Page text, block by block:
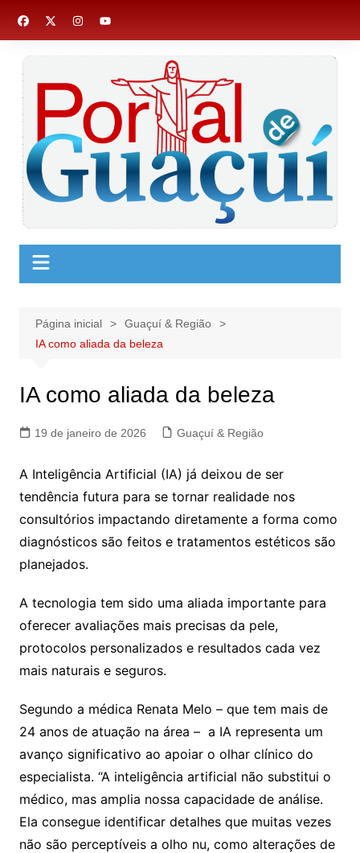
para
Página inicial
Guaçuí & Região
IA como aliada da beleza
IA como aliada da beleza
19 de janeiro de 2026 Guaçuí & Região
A Inteligência Artificial (IA) já deixou de ser
tendência futura para se tornar realidade nos
consultórios impactando diretamente a forma como
diagnósticos são feitos e tratamentos estéticos são
planejados.
A tecnologia tem sido uma aliada importante para
oferecer avaliações mais precisas da pele,
protocolos personalizados e resultados cada vez
mais naturais e seguros.
Segundo a médica Renata Melo – que tem mais de
24 anos de atuação na área – a IA representa um
avanço significativo ao apoiar o olhar clínico do
especialista. “A inteligência artificial não substitui o
médico, mas amplia nossa capacidade de análise.
Ela consegue identificar detalhes que muitas vezes
não são perceptíveis a olho nu, como alterações de